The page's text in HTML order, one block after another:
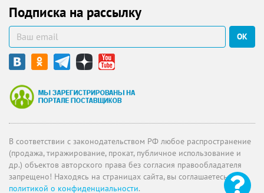
Подписка на рассылку
ОК
В соответствии с законодательством РФ любое распространение
(продажа, тиражирование, прокат, публичное использование и
др.) объектов авторского права без согласия правообладателя
запрещено! Находясь на страницах сайта, вы соглашаетесь с
политикой о конфиденциальности.